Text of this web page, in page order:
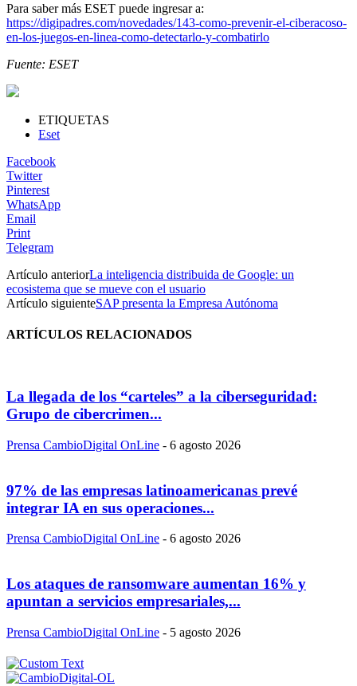
Para saber más ESET puede ingresar a:
https://digipadres.com/novedades/143-como-prevenir-el-ciberacoso-
en-los-juegos-en-linea-como-detectarlo-y-combatirlo
Fuente: ESET
ETIQUETAS
Eset
Facebook
Twitter
Pinterest
WhatsApp
Email
Print
Telegram
Artículo anteriorLa inteligencia distribuida de Google: un
ecosistema que se mueve con el usuario
Artículo siguienteSAP presenta la Empresa Autónoma
ARTÍCULOS RELACIONADOS
La llegada de los “carteles” a la ciberseguridad:
Grupo de cibercrimen...
Prensa CambioDigital OnLine - 6 agosto 2026
97% de las empresas latinoamericanas prevé
integrar IA en sus operaciones...
Prensa CambioDigital OnLine - 6 agosto 2026
Los ataques de ransomware aumentan 16% y
apuntan a servicios empresariales,...
Prensa CambioDigital OnLine - 5 agosto 2026